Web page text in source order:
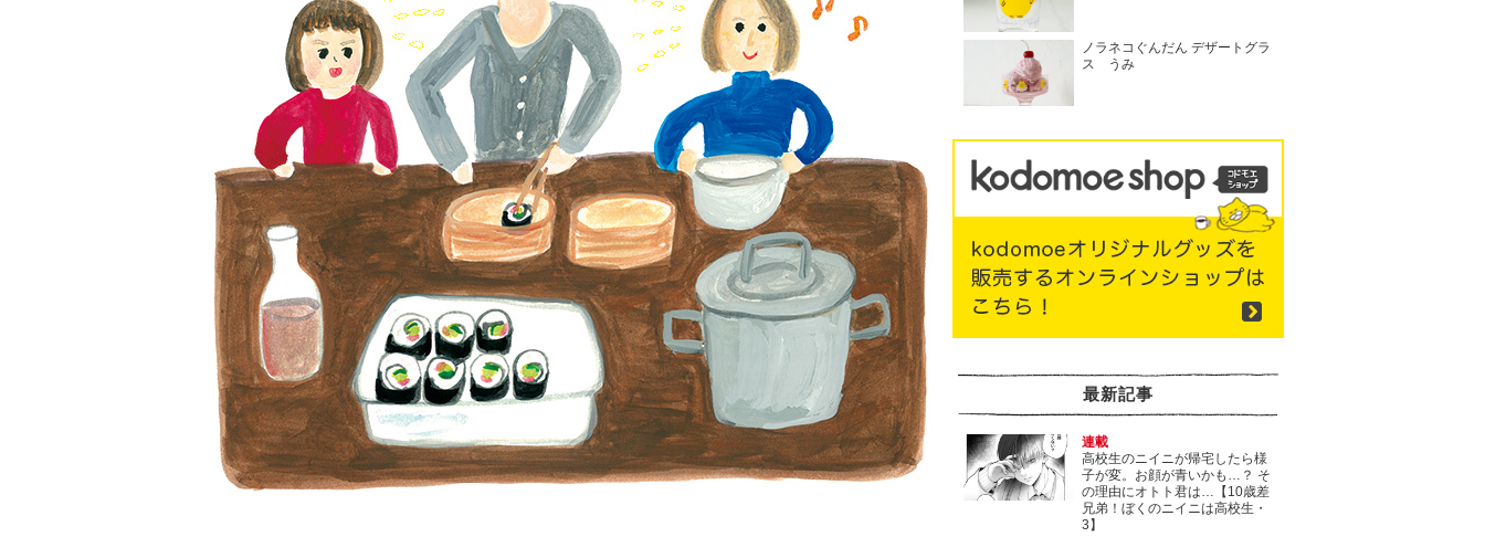
ノラネコぐんだん デザートグラ
ス うみ
最新記事
連載
高校生のニイニが帰宅したら様
子が変。お顔が青いかも…？ そ
の理由にオトト君は…【10歳差
兄弟！ぼくのニイニは高校生・
3】